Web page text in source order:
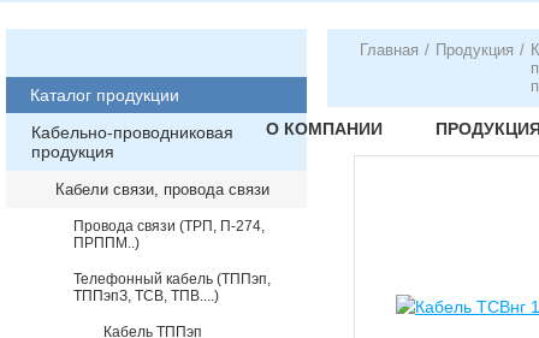
О КОМПАНИИ
Каталог продукции
Кабельно-проводниковая
продукция
Кабели связи, провода связи
Провода связи (ТРП, П-274,
ПРППМ..)
Телефонный кабель (ТППэп,
ТППэпЗ, ТСВ, ТПВ....)
Кабель ТППэп
Главная / Продукция /